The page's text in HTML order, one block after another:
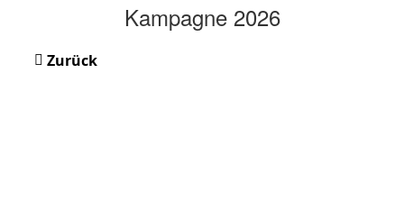
Kampagne 2026
Zurück